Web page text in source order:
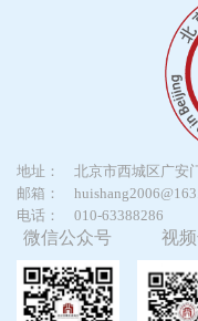
地址：
北京市西城区广安
邮箱：
电话：
010-63388286
微信公众号 视